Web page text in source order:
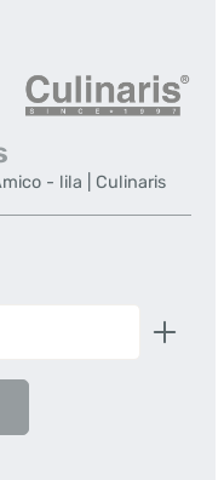
- lila | Culinaris
Wert ein